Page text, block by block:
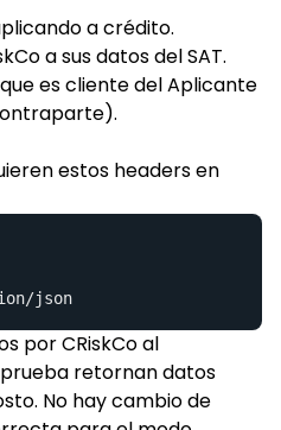
a crédito.
a sus datos del SAT.
es cliente del Aplicante
estos headers en
json
por CRiskCo al
retornan datos
No hay cambio de